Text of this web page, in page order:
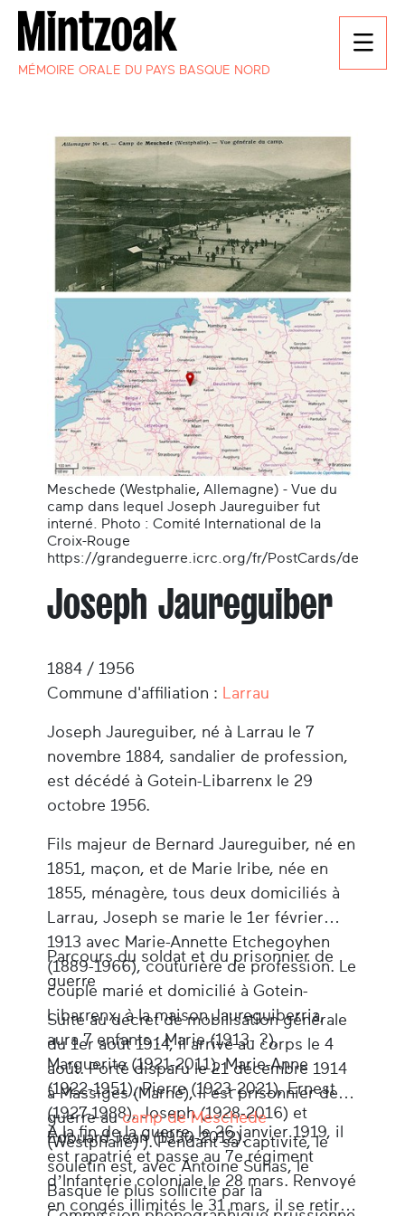
MÉMOIRE ORALE DU PAYS BASQUE NORD
Meschede (Westphalie, Allemagne) - Vue du
camp dans lequel Joseph Jaureguiber fut
interné. Photo : Comité International de la
Croix-Rouge
https://grandeguerre.icrc.org/fr/PostCards/de
Joseph Jaureguiber
1884 / 1956
Commune d'affiliation : Larrau
Joseph Jaureguiber, né à Larrau le 7
novembre 1884, sandalier de profession,
est décédé à Gotein-Libarrenx le 29
octobre 1956.
Fils majeur de Bernard Jaureguiber, né en
1851, maçon, et de Marie Iribe, née en
1855, ménagère, tous deux domiciliés à
Larrau, Joseph se marie le 1er février
1913 avec Marie-Annette Etchegoyhen
(1889-1966), couturière de profession. Le
couple marié et domicilié à Gotein-
Libarrenx, à la maison Jaureguiberria,
aura 7 enfants : Marie (1913- ?),
Marguerite (1921-2011), Marie-Anne
(1922-1951), Pierre (1923-2021), Ernest
(1927-1988), Joseph (1928-2016) et
Edouard Jean (1930-2012).
Parcours du soldat et du prisonnier de
guerre
Suite au décret de mobilisation générale
du 1er août 1914, il arrive au corps le 4
août. Porté disparu le 21 décembre 1914
à Massiges (Marne), il est prisonnier de
guerre aucamp de Meschede
(Westphalie) ). Pendant sa captivité, le
souletin est, avec Antoine Suhas, le
Basque le plus sollicité par la
A la fin de la guerre, le 26 janvier 1919, il
est rapatrié et passe au 7e régiment
d’Infanterie coloniale le 28 mars. Renvoyé
en congés illimités le 31 mars, il se retire